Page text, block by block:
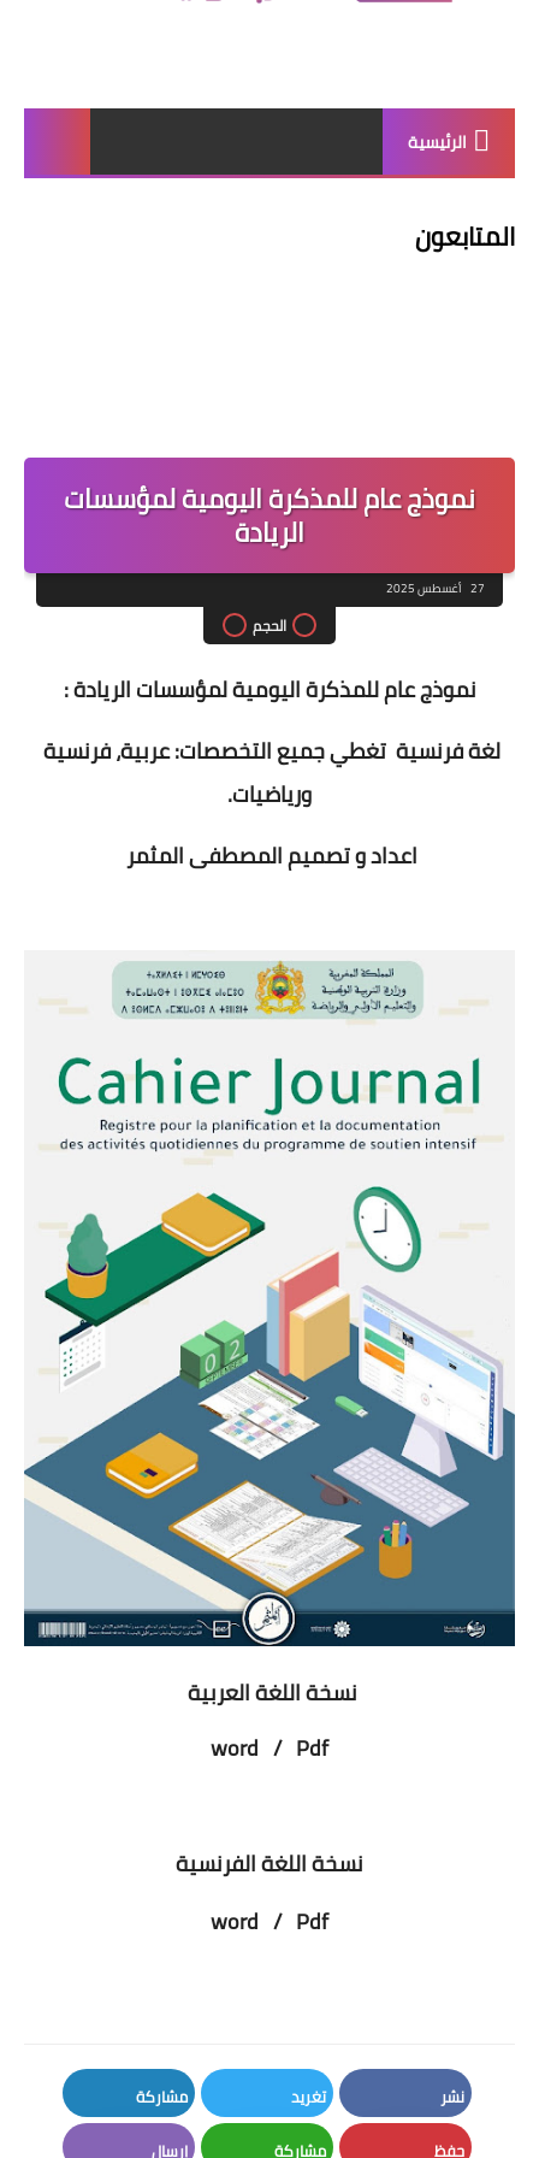
الرئيسية
المتابعون
نموذج عام للمذكرة اليومية لمؤسسات
الريادة
27 أغسطس 2025
الحجم
نموذج عام للمذكرة اليومية لمؤسسات الريادة :
ورياضيات.
اعداد و تصميم المصطفى المثمر
نسخة اللغة العربية
word / Pdf
نسخة اللغة الفرنسية
word
   /
Pdf
نشر
Facebook
تغريد
Twitter
مشاركة
LinkedIn
حفظ مشاركة إرسال